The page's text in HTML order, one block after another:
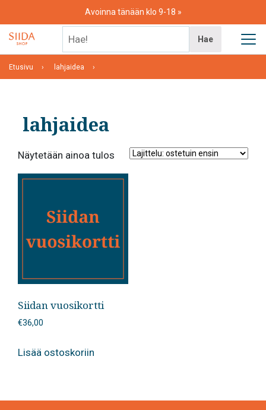
content
Avoinna tänään klo 9-18
Hae
Etusivu lahjaidea
lahjaidea
Näytetään ainoa tulos
Siidan vuosikortti
€36,00
Lisää ostoskoriin